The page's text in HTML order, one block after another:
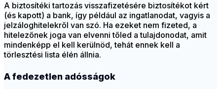
A biztosítéki tartozás visszafizetésére biztosítékot kért
(és kapott) a bank, így például az ingatlanodat, vagyis a
jelzáloghitelekről van szó. Ha ezeket nem fizeted, a
hitelezőnek joga van elvenni tőled a tulajdonodat, amit
mindenképp el kell kerülnöd, tehát ennek kell a
törlesztési lista élén állnia.
A fedezetlen adósságok